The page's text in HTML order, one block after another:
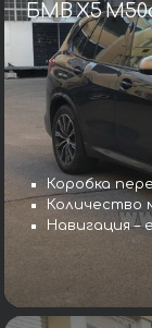
БМВ X5
Коробка
Количество
Навигация –